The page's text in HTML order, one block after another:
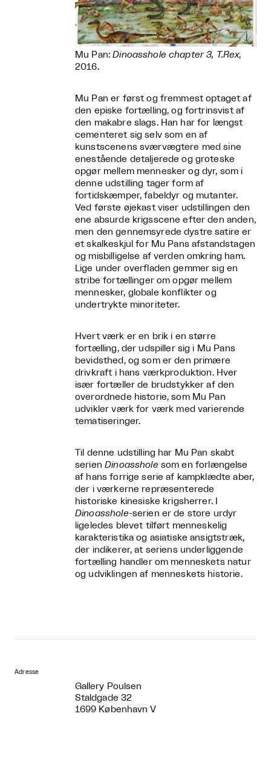
Mu Pan:Dinoasshole chapter 3, T.Rex,
2016.
Mu Pan er først og fremmest optaget af
den episke fortælling, og fortrinsvist af
den makabre slags. Han har for længst
cementeret sig selv som en af
kunstscenens sværvægtere med sine
enestående detaljerede og groteske
opgør mellem mennesker og dyr, som i
denne udstilling tager form af
fortidskæmper, fabeldyr og mutanter.
Ved første øjekast viser udstillingen den
ene absurde krigsscene efter den anden,
men den gennemsyrede dystre satire er
et skalkeskjul for Mu Pans afstandstagen
og misbilligelse af verden omkring ham.
Lige under overfladen gemmer sig en
stribe fortællinger om opgør mellem
mennesker, globale konflikter og
undertrykte minoriteter.
Hvert værk er en brik i en større
fortælling, der udspiller sig i Mu Pans
bevidsthed, og som er den primære
drivkraft i hans værkproduktion. Hver
især fortæller de brudstykker af den
overordnede historie, som Mu Pan
udvikler værk for værk med varierende
tematiseringer.
Til denne udstilling har Mu Pan skabt
serienDinoasshole som en forlængelse
af hans forrige serie af kampklædte aber,
der i værkerne repræsenterede
historiske kinesiske krigsherrer. I
Dinoasshole-serien er de store urdyr
ligeledes blevet tilført menneskelig
karakteristika og asiatiske ansigtstræk,
der indikerer, at seriens underliggende
fortælling handler om menneskets natur
og udviklingen af menneskets historie.
Adresse
Gallery Poulsen
Staldgade 32
1699 København V